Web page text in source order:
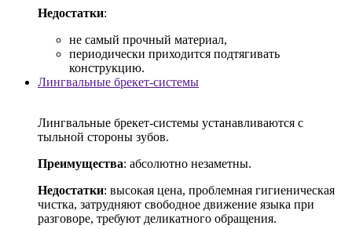
Недостатки:
не самый прочный материал,
периодически приходится подтягивать
конструкцию.
Лингвальные брекет-системы
Лингвальные брекет-системы устанавливаются с
тыльной стороны зубов.
Преимущества: абсолютно незаметны.
Недостатки: высокая цена, проблемная гигиеническая
чистка, затрудняют свободное движение языка при
разговоре, требуют деликатного обращения.